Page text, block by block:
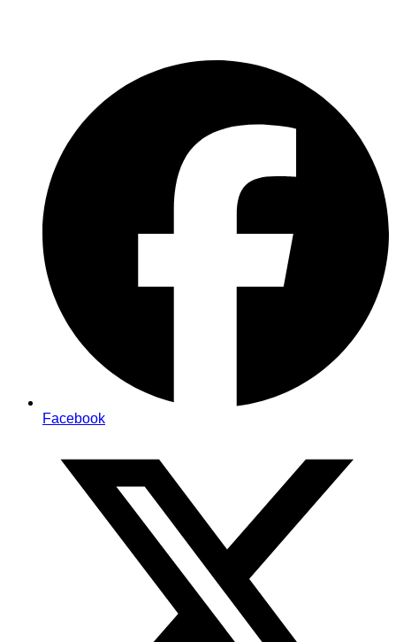
Facebook